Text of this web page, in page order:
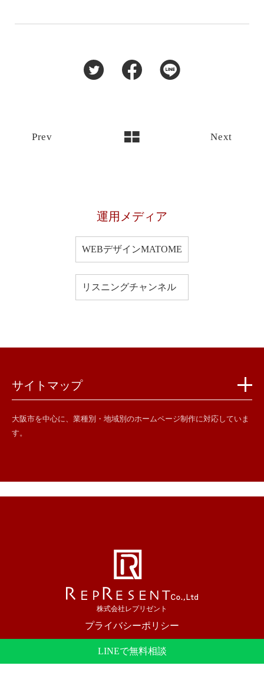
Next
Prev
運用メディア
WEBデザインMATOME
リスニングチャンネル
サイトマップ
大阪市を中心に、業種別・地域別のホームページ制作に対応していま
す。
株式会社レプリゼント
プライバシーポリシー
LINEで無料相談